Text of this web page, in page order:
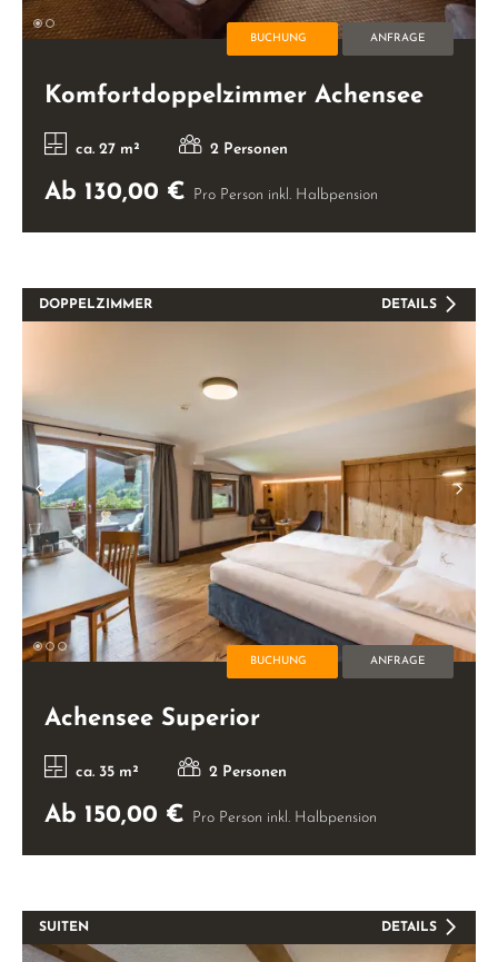
BUCHUNG ANFRAGE
Komfortdoppelzimmer Achensee
ca. 27 m² 2 Personen
Ab 130,00 € Pro Person inkl. Halbpension
DOPPELZIMMER DETAILS
BUCHUNG ANFRAGE
Achensee Superior
ca. 35 m² 2 Personen
Ab 150,00 € Pro Person inkl. Halbpension
SUITEN DETAILS